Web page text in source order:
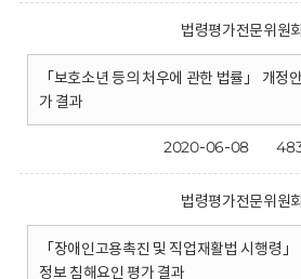
법령평가전문위원회
「보호소년 등의 처우에 관한 법률」 개정
가 결과
2020-06-08
법령평가전문위원회
「장애인고용촉진 및 직업재활법 시행령
정보 침해요인 평가 결과